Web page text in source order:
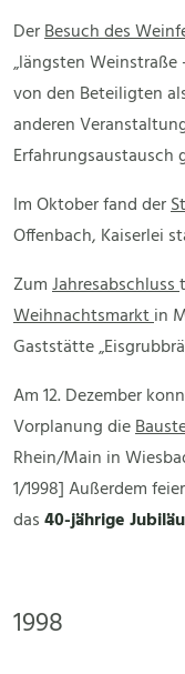
DerBesuch des
„längsten
von den Beteiligten
anderen
Erfahrungsaustausch
Im Oktober fand der
Offenbach, Kaiserlei
ZumJahresabschluss
Weihnachtsmarktin
Gaststätte
Am 12. Dezember
Vorplanung die
Rhein/Main in
1/1998] Außerdem
das40-jährige
1998